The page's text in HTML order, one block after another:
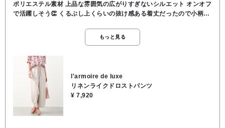
ポリエステル素材 上品な雰囲気の広がりすぎないシルエット オンオフ
で活躍しそう👏 くるぶし上くらいの抜け感ある着丈だったので小柄な
デザインでウエストインしたスタイルもGOOD😄 ●表地:ポリエステル
100％ 裏地:ポリエステル100％ ●洗濯 OK ●裏地 あり ●透
●共布細リボン付属 ●163cmでくるぶし上くらいの丈感
もっと見る
l'armoire de luxe
リネンライクドロストパンツ
¥ 7,920